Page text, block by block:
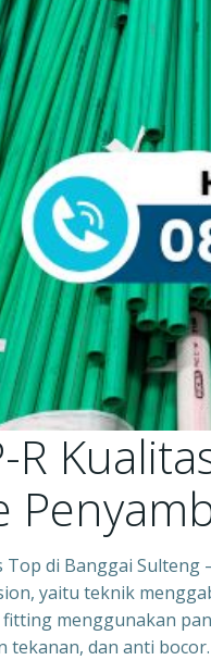
R
Top di Banggai
yaitu teknik
menggunakan
tekanan, dan anti bocor.